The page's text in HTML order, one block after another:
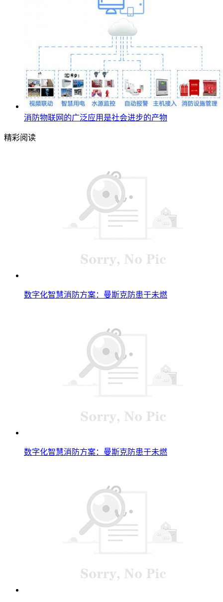
消防物联网的广泛应用是社会进步的产物
精彩阅读
数字化智慧消防方案：曼斯克防患于未燃
数字化智慧消防方案：曼斯克防患于未燃